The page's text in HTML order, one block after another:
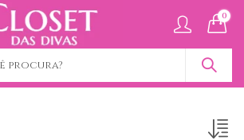
0